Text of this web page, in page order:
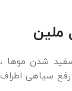
ملین
شدن موها ،
سیاهی اطراف